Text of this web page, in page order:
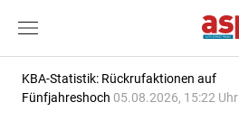
KBA-Statistik: Rückrufaktionen auf
Fünfjahreshoch 05.08.2026, 15:22 Uhr